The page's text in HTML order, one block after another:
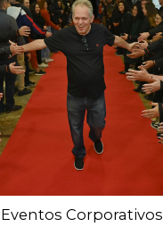
Corporativos